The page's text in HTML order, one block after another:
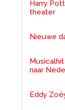
Harry
theater
Nieuwe
naar
Eddy